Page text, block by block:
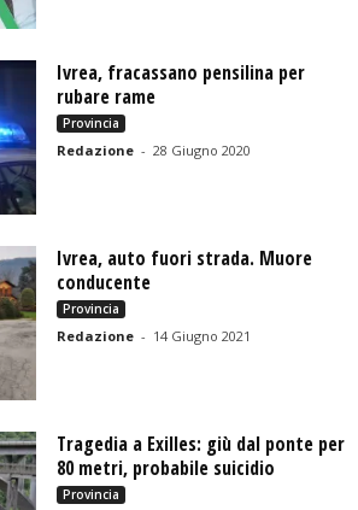
Ivrea, fracassano pensilina per
rubare rame
Provincia
Redazione - 28 Giugno 2020
Ivrea, auto fuori strada. Muore
conducente
Provincia
Redazione - 14 Giugno 2021
Tragedia a Exilles: giù dal ponte per
80 metri, probabile suicidio
Provincia